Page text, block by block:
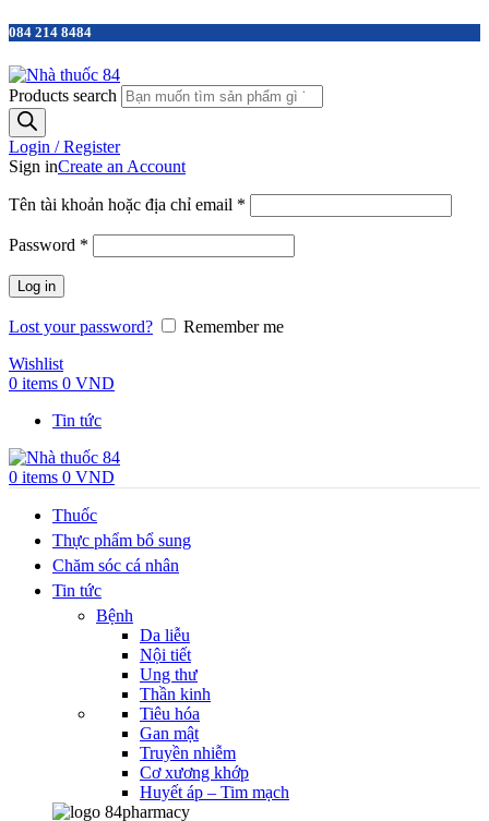
084 214 8484
Products search
Login / Register
Sign inCreate an Account
Tên tài khoản hoặc địa chỉ email *
Password *
Log in
Lost your password?
Remember me
Wishlist
0 items 0 VND
Tin tức
0 items 0 VND
Thuốc
Thực phẩm bổ sung
Chăm sóc cá nhân
Tin tức
Bệnh
Da liễu
Nội tiết
Ung thư
Thần kinh
Tiêu hóa
Gan mật
Truyền nhiễm
Cơ xương khớp
Huyết áp – Tim mạch